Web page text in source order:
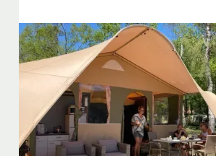
vakantie in eigen land?